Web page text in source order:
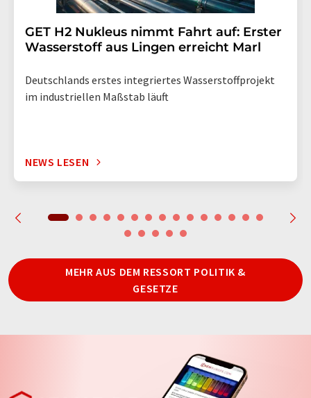
GET H2 Nukleus nimmt Fahrt auf: Erster
Wasserstoff aus Lingen erreicht Marl
Deutschlands erstes integriertes Wasserstoffprojekt
im industriellen Maßstab läuft
NEWS LESEN
MEHR AUS DEM RESSORT POLITIK &
GESETZE